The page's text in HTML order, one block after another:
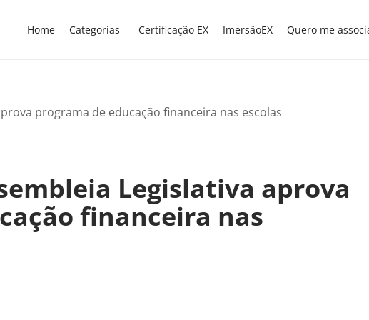
Home Categorias Certificação EX ImersãoEX Quero me
Legislativa aprova
financeira nas